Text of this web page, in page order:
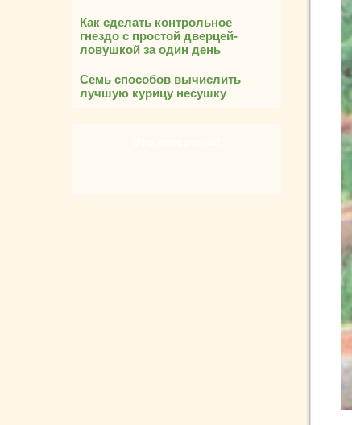
Как сделать контрольное
гнездо с простой дверцей-
ловушкой за один день
Семь способов вычислить
лучшую курицу несушку